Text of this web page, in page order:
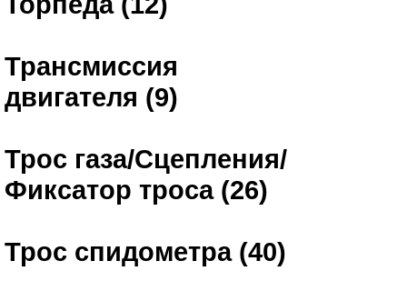
Трансмиссия
двигателя (9)
Трос газа/Сцепления/
Фиксатор троса (26)
Трос спидометра (40)